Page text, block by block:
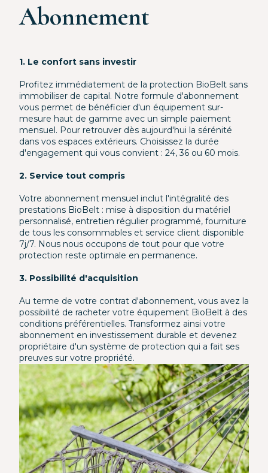
Abonnement
1. Le confort sans investir
Profitez immédiatement de la protection BioBelt sans
immobiliser de capital. Notre formule d'abonnement
vous permet de bénéficier d'un équipement sur-
mesure haut de gamme avec un simple paiement
mensuel. Pour retrouver dès aujourd'hui la sérénité
dans vos espaces extérieurs. Choisissez la durée
d'engagement qui vous convient : 24, 36 ou 60 mois.
2. Service tout compris
Votre abonnement mensuel inclut l'intégralité des
prestations BioBelt : mise à disposition du matériel
personnalisé, entretien régulier programmé, fourniture
de tous les consommables et service client disponible
7j/7. Nous nous occupons de tout pour que votre
protection reste optimale en permanence.
3. Possibilité d'acquisition
Au terme de votre contrat d'abonnement, vous avez la
possibilité de racheter votre équipement BioBelt à des
conditions préférentielles. Transformez ainsi votre
abonnement en investissement durable et devenez
propriétaire d'un système de protection qui a fait ses
preuves sur votre propriété.